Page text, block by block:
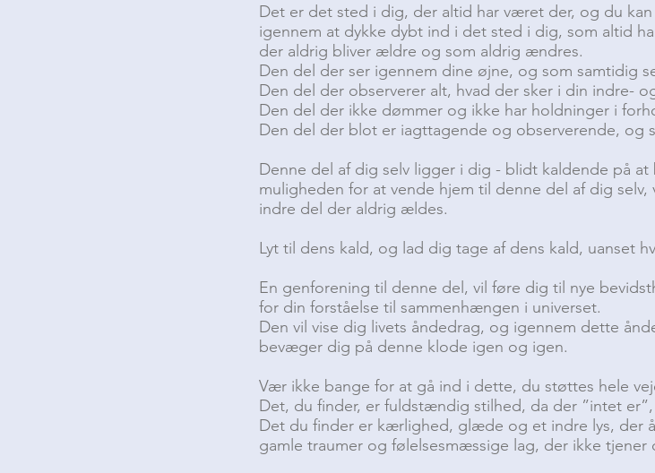
Det er det sted i dig, der altid har været der, og du
igennem at dykke dybt ind i det sted i dig, som altid
der aldrig bliver ældre og som aldrig ændres.
Den del der ser igennem dine øjne, og som samtidig
Den del der observerer alt, hvad der sker i din indre-
Den del der ikke dømmer og ikke har holdninger i
Den del der blot er iagttagende og observerende, og
Denne del af dig selv ligger i dig - blidt kaldende på
muligheden for at vende hjem til denne del af dig
indre del der aldrig ældes.
Lyt til dens kald, og lad dig tage af dens kald, uanset
En genforening til denne del, vil føre dig til nye
for din forståelse til sammenhængen i universet.
Den vil vise dig livets åndedrag, og igennem dette
bevæger dig på denne klode igen og igen.
Vær ikke bange for at gå ind i dette, du støttes hele
Det, du finder, er fuldstændig stilhed, da der ”intet
Det du finder er kærlighed, glæde og et indre lys, der
gamle traumer og følelsesmæssige lag, der ikke